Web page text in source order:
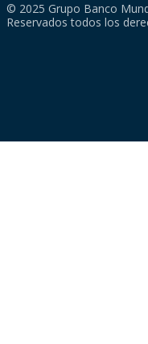
© 2025 Grupo Banco
Reservados todos los